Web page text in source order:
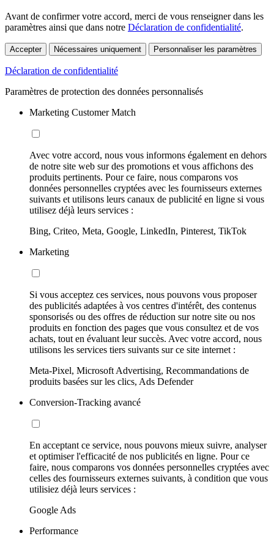
Avant de confirmer votre accord, merci de vous renseigner dans les
paramètres ainsi que dans notre Déclaration de confidentialité.
Accepter Nécessaires uniquement Personnaliser les paramètres
Déclaration de confidentialité
Paramètres de protection des données personnalisés
Marketing Customer Match
Avec votre accord, nous vous informons également en dehors
de notre site web sur des promotions et vous affichons des
produits pertinents. Pour ce faire, nous comparons vos
données personnelles cryptées avec les fournisseurs externes
suivants et utilisons leurs canaux de publicité en ligne si vous
utilisez déjà leurs services :
Bing, Criteo, Meta, Google, LinkedIn, Pinterest, TikTok
Marketing
Si vous acceptez ces services, nous pouvons vous proposer
des publicités adaptées à vos centres d'intérêt, des contenus
sponsorisés ou des offres de réduction sur notre site ou nos
produits en fonction des pages que vous consultez et de vos
achats, tout en évaluant leur succès. Avec votre accord, nous
utilisons les services tiers suivants sur ce site internet :
Meta-Pixel, Microsoft Advertising, Recommandations de
produits basées sur les clics, Ads Defender
Conversion-Tracking avancé
En acceptant ce service, nous pouvons mieux suivre, analyser
et optimiser l'efficacité de nos publicités en ligne. Pour ce
faire, nous comparons vos données personnelles cryptées avec
celles des fournisseurs externes suivants, à condition que vous
utilisiez déjà leurs services :
Google Ads
Performance